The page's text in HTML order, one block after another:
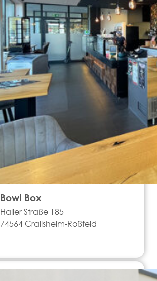
Bowl Box
Haller Straße 185
74564 Crailsheim-Roßfeld